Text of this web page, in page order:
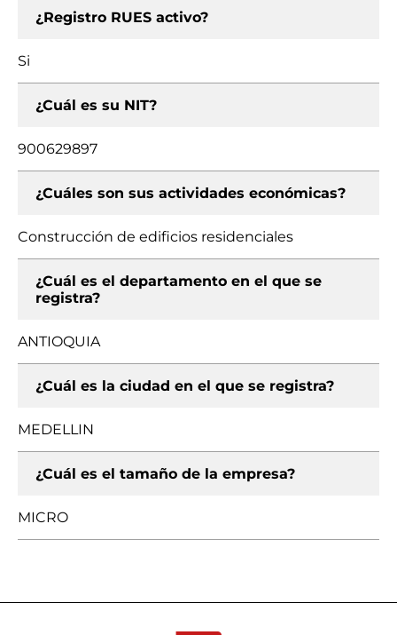
¿Registro RUES activo?
Si
¿Cuál es su NIT?
900629897
¿Cuáles son sus actividades económicas?
Construcción de edificios residenciales
¿Cuál es el departamento en el que se
registra?
ANTIOQUIA
¿Cuál es la ciudad en el que se registra?
MEDELLIN
¿Cuál es el tamaño de la empresa?
MICRO